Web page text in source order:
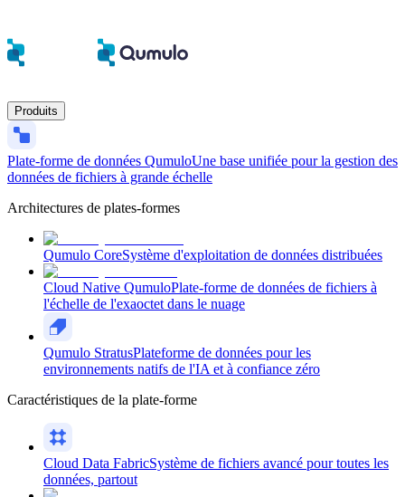
Produits
Plate-forme de données QumuloUne base unifiée pour la gestion des
données de fichiers à grande échelle
Architectures de plates-formes
Qumulo CoreSystème d'exploitation de données distribuées
Cloud Native QumuloPlate-forme de données de fichiers à
l'échelle de l'exaoctet dans le nuage
Qumulo StratusPlateforme de données pour les
environnements natifs de l'IA et à confiance zéro
Caractéristiques de la plate-forme
Cloud Data FabricSystème de fichiers avancé pour toutes les
données, partout